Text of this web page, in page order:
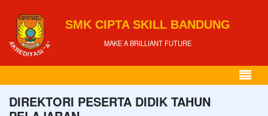
SMK CIPTA SKILL BANDUNG
MAKE A BRILLIANT FUTURE
DIREKTORI PESERTA DIDIK TAHUN